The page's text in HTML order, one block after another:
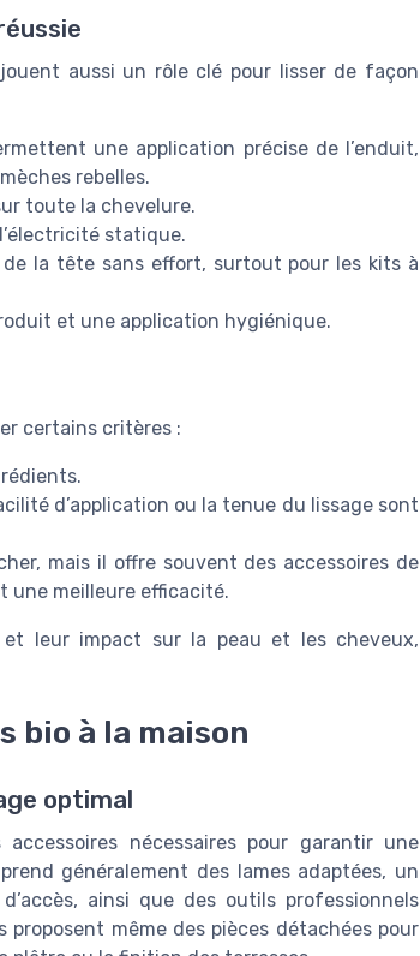
aussi un rôle clé pour lisser de façon
une application précise de l’enduit,
rebelles.
toute la chevelure.
statique.
de la tête sans effort, surtout pour les kits à
et une application hygiénique.
certains critères :
d’application ou la tenue du lissage sont
mais il offre souvent des accessoires de
une meilleure efficacité.
leur impact sur la peau et les cheveux,
bio à la maison
optimal
nécessaires pour garantir une
généralement des lames adaptées, un
ainsi que des outils professionnels
même des pièces détachées pour